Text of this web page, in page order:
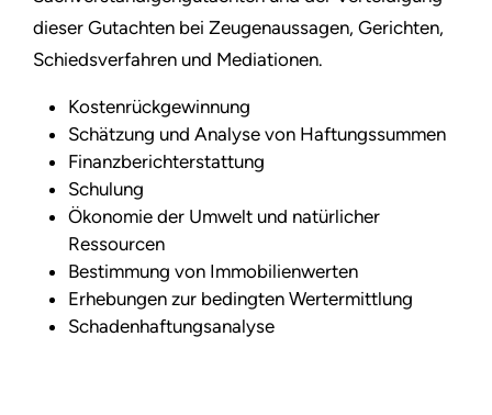
dieser Gutachten bei Zeugenaussagen, Gerichten,
Schiedsverfahren und Mediationen.
Kostenrückgewinnung
Schätzung und Analyse von Haftungssummen
Finanzberichterstattung
Schulung
Ökonomie der Umwelt und natürlicher
Ressourcen
Bestimmung von Immobilienwerten
Erhebungen zur bedingten Wertermittlung
Schadenhaftungsanalyse